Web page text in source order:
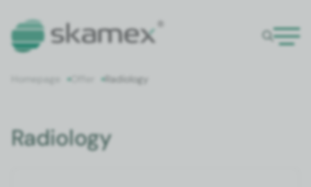
Offer Radi­ol­o­gy
Radiology